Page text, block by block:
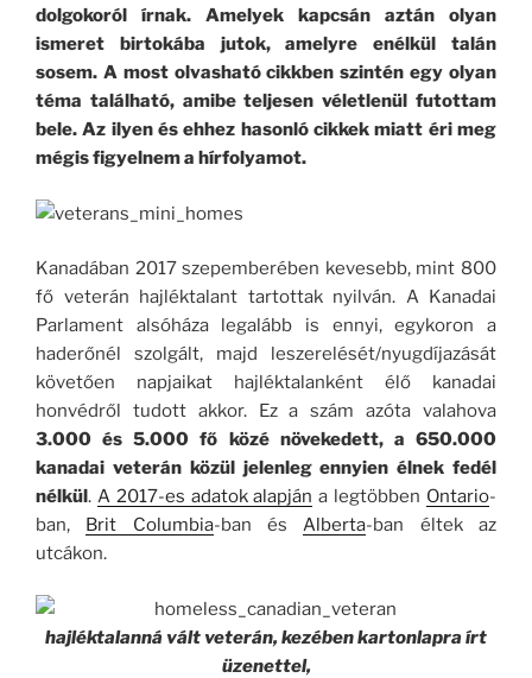
dolgokoról írnak. Amelyek kapcsán aztán olyan
ismeret birtokába jutok, amelyre enélkül talán
sosem. A most olvasható cikkben szintén egy olyan
téma található, amibe teljesen véletlenül futottam
bele. Az ilyen és ehhez hasonló cikkek miatt éri meg
mégis figyelnem a hírfolyamot.
Kanadában 2017 szepemberében kevesebb, mint 800
fő veterán hajléktalant tartottak nyilván. A Kanadai
Parlament alsóháza legalább is ennyi, egykoron a
haderőnél szolgált, majd leszerelését/nyugdíjazását
követően napjaikat hajléktalanként élő kanadai
honvédről tudott akkor. Ez a szám azóta valahova
3.000 és 5.000 fő közé növekedett, a 650.000
kanadai veterán közül jelenleg ennyien élnek fedél
nélkül . A 2017-es adatok alapján a legtöbben Ontario-
ban,
Brit Columbia-ban ésAlberta-ban éltek az
utcákon.
hajléktalanná vált veterán, kezében kartonlapra írt
üzenettel,